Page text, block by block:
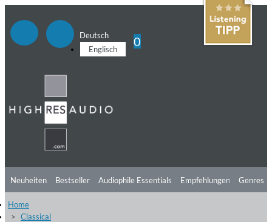
Deutsch
Englisch
0
Neuheiten Bestseller Audiophile Essentials Empfehlungen
Hörtipps
Genres
Home
Classical